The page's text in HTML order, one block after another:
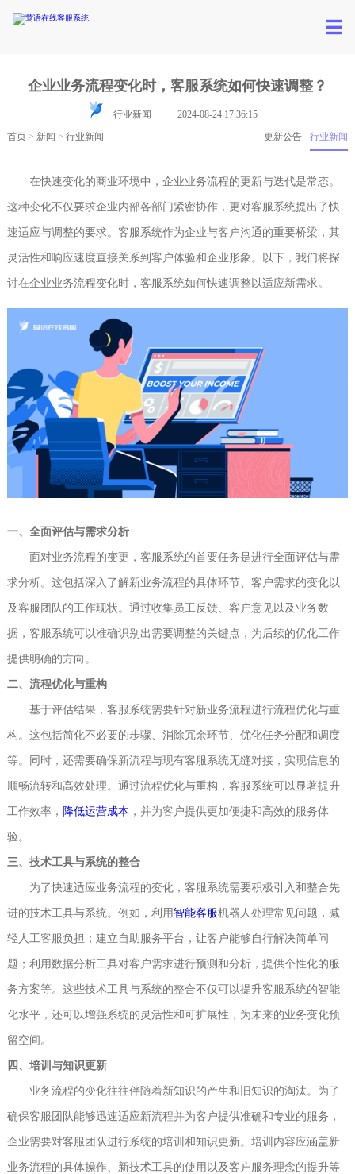
企业业务流程变化时，客服系统如何快速调整？
行业新闻
2024-08-24 17:36:15
行业新闻
更新公告
首页> 新闻 > 行业新闻
在快速变化的商业环境中，企业业务流程的更新与迭代是常态。
这种变化不仅要求企业内部各部门紧密协作，更对客服系统提出了快
速适应与调整的要求。客服系统作为企业与客户沟通的重要桥梁，其
灵活性和响应速度直接关系到客户体验和企业形象。以下，我们将探
讨在企业业务流程变化时，客服系统如何快速调整以适应新需求。
一、全面评估与需求分析
面对业务流程的变更，客服系统的首要任务是进行全面评估与需
求分析。这包括深入了解新业务流程的具体环节、客户需求的变化以
及客服团队的工作现状。通过收集员工反馈、客户意见以及业务数
据，客服系统可以准确识别出需要调整的关键点，为后续的优化工作
提供明确的方向。
二、流程优化与重构
基于评估结果，客服系统需要针对新业务流程进行流程优化与重
构。这包括简化不必要的步骤、消除冗余环节、优化任务分配和调度
等。同时，还需要确保新流程与现有客服系统无缝对接，实现信息的
顺畅流转和高效处理。通过流程优化与重构，客服系统可以显著提升
工作效率， 降低运营成本 ，并为客户提供更加便捷和高效的服务体
验。
三、技术工具与系统的整合
为了快速适应业务流程的变化，客服系统需要积极引入和整合先
进的技术工具与系统。例如，利用智能客服机器人处理常见问题，减
轻人工客服负担；建立自助服务平台，让客户能够自行解决简单问
题；利用数据分析工具对客户需求进行预测和分析，提供个性化的服
务方案等。这些技术工具与系统的整合不仅可以提升客服系统的智能
化水平，还可以增强系统的灵活性和可扩展性，为未来的业务变化预
留空间。
四、培训与知识更新
业务流程的变化往往伴随着新知识的产生和旧知识的淘汰。为了
确保客服团队能够迅速适应新流程并为客户提供准确和专业的服务，
企业需要对客服团队进行系统的培训和知识更新。培训内容应涵盖新
业务流程的具体操作、新技术工具的使用以及客户服务理念的提升等